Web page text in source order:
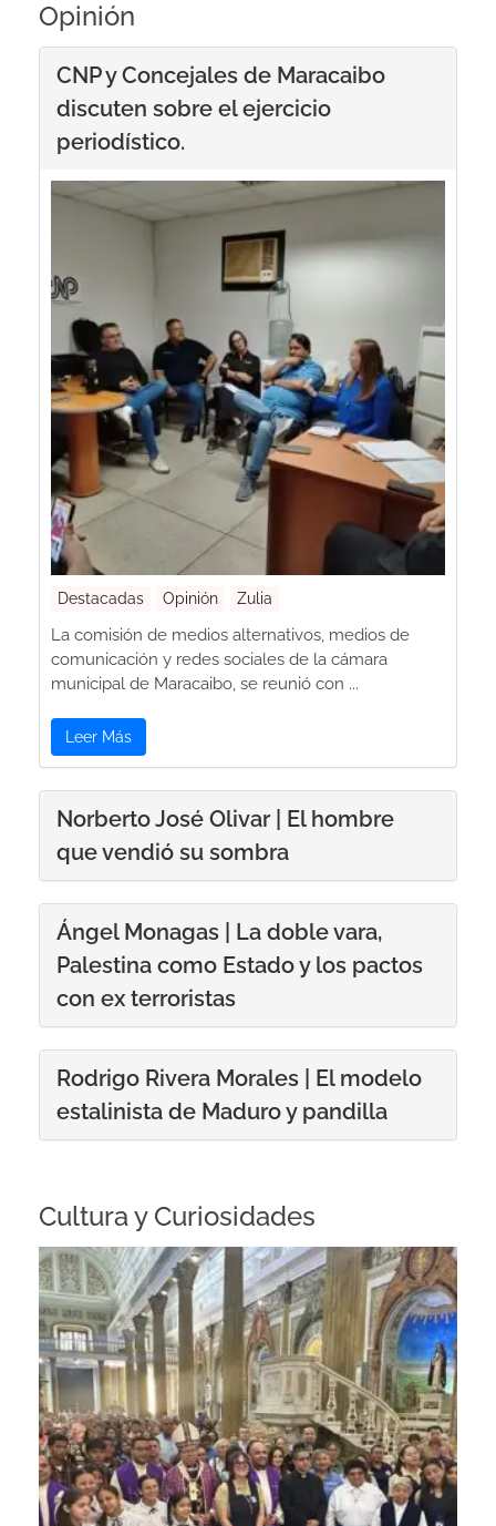
Opinión
CNP y Concejales de Maracaibo
discuten sobre el ejercicio
periodístico.
Destacadas Opinión Zulia
La comisión de medios alternativos, medios de
comunicación y redes sociales de la cámara
municipal de Maracaibo, se reunió con ...
Leer Más
Norberto José Olivar | El hombre
que vendió su sombra
Ángel Monagas | La doble vara,
Palestina como Estado y los pactos
con ex terroristas
Rodrigo Rivera Morales | El modelo
estalinista de Maduro y pandilla
Cultura y Curiosidades